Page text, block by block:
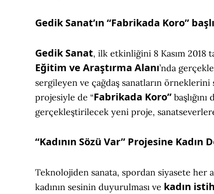
Gedik Sanat’ın “Fabrikada Koro”
Gedik Sanat, ilk etkinliğini 8 Kasım 2018
Eğitim ve Araştırma Alanı’nda
sergileyen ve çağdaş sanatların
projesiyle de “Fabrikada Koro”
gerçekleştirilecek yeni proje, sanatseverlere
“Kadının Sözü Var” Projesine
Teknolojiden sanata, spordan siyasete her
kadının sesinin duyurulması ve kadın